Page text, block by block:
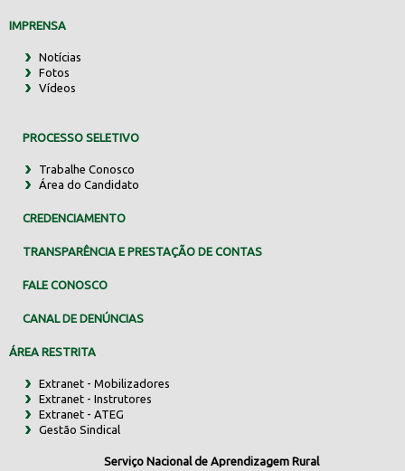
IMPRENSA
Notícias
Fotos
Vídeos
PROCESSO SELETIVO
Trabalhe Conosco
Área do Candidato
CREDENCIAMENTO
TRANSPARÊNCIA E PRESTAÇÃO DE CONTAS
FALE CONOSCO
CANAL DE DENÚNCIAS
ÁREA RESTRITA
Extranet - Mobilizadores
Extranet - Instrutores
Extranet - ATEG
Gestão Sindical
Serviço Nacional de Aprendizagem Rural